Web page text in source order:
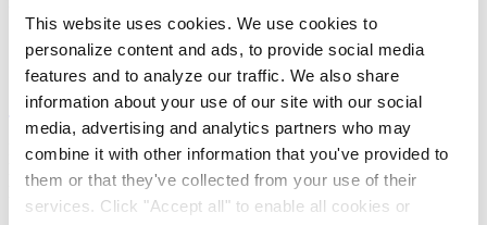
This website uses cookies. We use cookies to
personalize content and ads, to provide social media
features and to analyze our traffic. We also share
information about your use of our site with our social
media, advertising and analytics partners who may
combine it with other information that you've provided to
them or that they've collected from your use of their
services. Click "Accept all" to enable all cookies or
Comprendre les cadres et les normes ESG
Le reporting ESG est essentiel. Les entreprises doivent comprendre
la différence entre les cadres de référence et les normes pour en tirer
parti.